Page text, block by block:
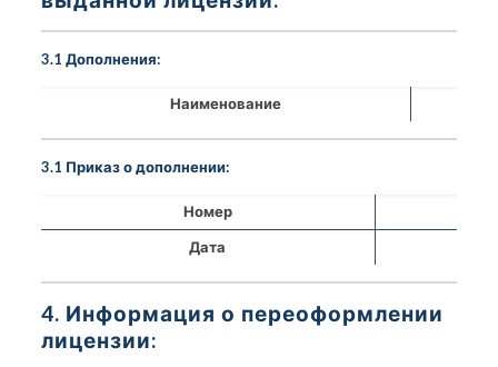
3.1 Дополнения:
Наименование
3.1 Приказ о дополнении:
Номер
Дата
4. Информация о переоформлении
лицензии: